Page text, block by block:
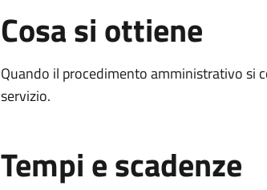
Cosa si ottiene
Quando il procedimento amministrativo si
servizio.
Tempi e scadenze